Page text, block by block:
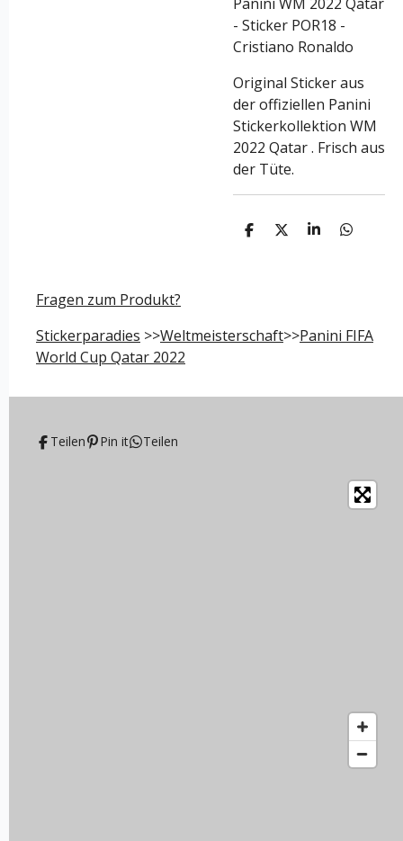
- Sticker POR18 -
Cristiano Ronaldo
Original Sticker aus
der offiziellen Panini
Stickerkollektion WM
2022 Qatar . Frisch aus
der Tüte.
T
T
T
T
Fragen zum Produkt?
Stickerparadies >>Weltmeisterschaft>>Panini FIFA
World Cup Qatar 2022
Teilen Pin it Teilen